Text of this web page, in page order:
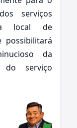
serviços
local de
da
do serviço